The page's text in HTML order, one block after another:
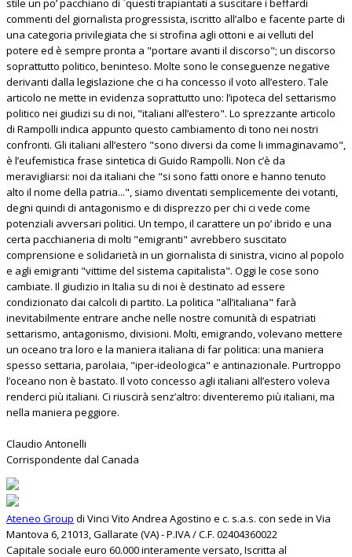
stile un po’ pacchiano di `questi trapiantati a suscitare i beffardi
commenti del giornalista progressista, iscritto all’albo e facente parte di
una categoria privilegiata che si strofina agli ottoni e ai velluti del
potere ed è sempre pronta a "portare avanti il discorso"; un discorso
soprattutto politico, beninteso. Molte sono le conseguenze negative
derivanti dalla legislazione che ci ha concesso il voto all’estero. Tale
articolo ne mette in evidenza soprattutto uno: l’ipoteca del settarismo
politico nei giudizi su di noi, "italiani all’estero". Lo sprezzante articolo
di Rampolli indica appunto questo cambiamento di tono nei nostri
confronti. Gli italiani all’estero "sono diversi da come li immaginavamo",
è l’eufemistica frase sintetica di Guido Rampolli. Non c’è da
meravigliarsi: noi da italiani che "si sono fatti onore e hanno tenuto
alto il nome della patria...", siamo diventati semplicemente dei votanti,
degni quindi di antagonismo e di disprezzo per chi ci vede come
potenziali avversari politici. Un tempo, il carattere un po’ ibrido e una
certa pacchianeria di molti "emigranti" avrebbero suscitato
comprensione e solidarietà in un giornalista di sinistra, vicino al popolo
e agli emigranti "vittime del sistema capitalista". Oggi le cose sono
cambiate. Il giudizio in Italia su di noi è destinato ad essere
condizionato dai calcoli di partito. La politica "all’italiana" farà
inevitabilmente entrare anche nelle nostre comunità di espatriati
settarismo, antagonismo, divisioni. Molti, emigrando, volevano mettere
un oceano tra loro e la maniera italiana di far politica: una maniera
spesso settaria, parolaia, "iper-ideologica" e antinazionale. Purtroppo
l’oceano non è bastato. Il voto concesso agli italiani all’estero voleva
renderci più italiani. Ci riuscirà senz’altro: diventeremo più italiani, ma
nella maniera peggiore.
Claudio Antonelli
Corrispondente dal Canada
Ateneo Group di Vinci Vito Andrea Agostino e c. s.a.s. con sede in Via
Mantova 6, 21013, Gallarate (VA) - P.IVA / C.F. 02404360022
Capitale sociale euro 60.000 interamente versato, Iscritta al